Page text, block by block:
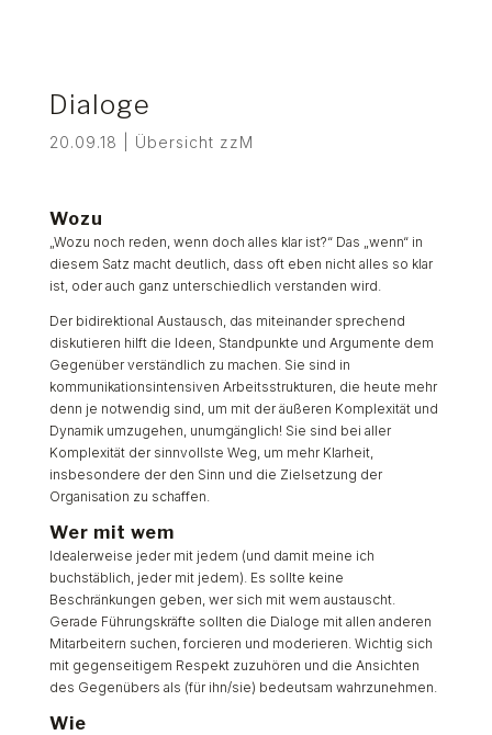
Dialoge
20.09.18 Übersicht zzM
Wozu
„Wozu noch reden, wenn doch alles klar ist?“ Das „wenn“ in
diesem Satz macht deutlich, dass oft eben nicht alles so klar
ist, oder auch ganz unterschiedlich verstanden wird.
Der bidirektional Austausch, das miteinander sprechend
diskutieren hilft die Ideen, Standpunkte und Argumente dem
Gegenüber verständlich zu machen. Sie sind in
kommunikationsintensiven Arbeitsstrukturen, die heute mehr
denn je notwendig sind, um mit der äußeren Komplexität und
Dynamik umzugehen, unumgänglich! Sie sind bei aller
Komplexität der sinnvollste Weg, um mehr Klarheit,
insbesondere der den Sinn und die Zielsetzung der
Organisation zu schaffen.
Wer mit wem
Idealerweise jeder mit jedem (und damit meine ich
buchstäblich, jeder mit jedem). Es sollte keine
Beschränkungen geben, wer sich mit wem austauscht.
Gerade Führungskräfte sollten die Dialoge mit allen anderen
Mitarbeitern suchen, forcieren und moderieren. Wichtig sich
mit gegenseitigem Respekt zuzuhören und die Ansichten
des Gegenübers als (für ihn/sie) bedeutsam wahrzunehmen.
Wie